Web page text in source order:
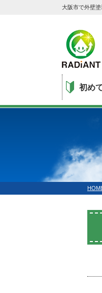
大阪市で外壁
初め